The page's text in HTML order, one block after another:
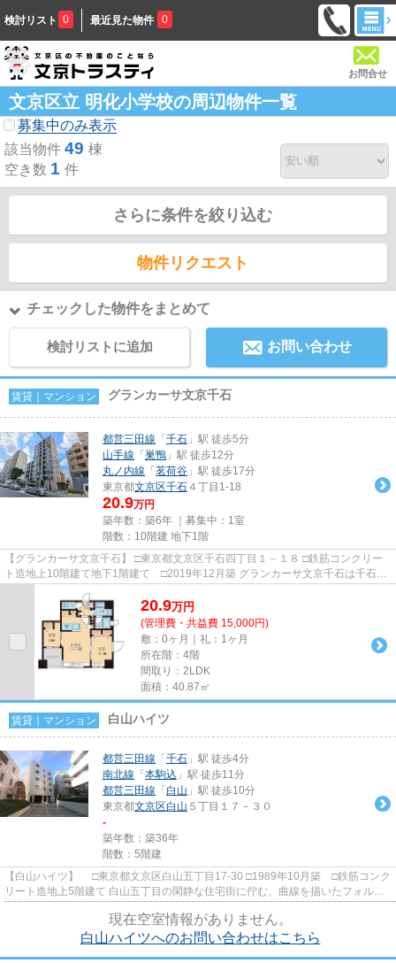
検討リスト 0 最近見た物件 0
お問合せ
文京区立 明化小学校の周辺物件一覧
募集中のみ表示
該当物件 49 棟
空き数 1 件
さらに条件を絞り込む
物件リクエスト
チェックした物件をまとめて
検討リストに追加 お問い合わせ
賃貸｜マンション グランカーサ文京千石
都営三田線 「 千石 」駅 徒歩5分
山手線 「 巣鴨 」駅 徒歩12分
丸ノ内線 「 茗荷谷 」駅 徒歩17分
東京都文京区千石 ４丁目1-18
20.9万円
築年数：築6年 ｜募集中： 1室
階数：10階建 地下1階
【グランカーサ文京千石】 □東京都文京区千石四丁目１－１８ □鉄筋コンクリー
ト造地上10階建て地下1階建て □2019年12月築 グランカーサ文京千石は千石駅
20.9万円
(管理費・共益費 15,000円)
敷：0ヶ月｜礼：1ヶ月
所在階：4階
間取り：2LDK
面積：40.87㎡
賃貸｜マンション 白山ハイツ
都営三田線 「 千石 」駅 徒歩4分
南北線 「 本駒込 」駅 徒歩11分
都営三田線 「 白山 」駅 徒歩10分
東京都文京区白山 ５丁目１７－３０
-
築年数：築36年
階数：5階建
【白山ハイツ】 □東京都文京区白山五丁目17-30 □1989年10月築 □鉄筋コンク
リート造地上5階建て 白山五丁目の閑静な住宅街に佇む、曲線を描いたフォルム
現在空室情報がありません。
白山ハイツへのお問い合わせはこちら